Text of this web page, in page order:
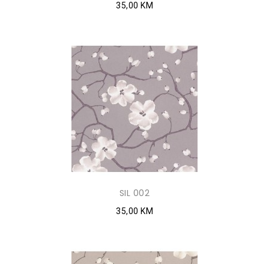
35,00 KM
SIL 002
35,00 KM